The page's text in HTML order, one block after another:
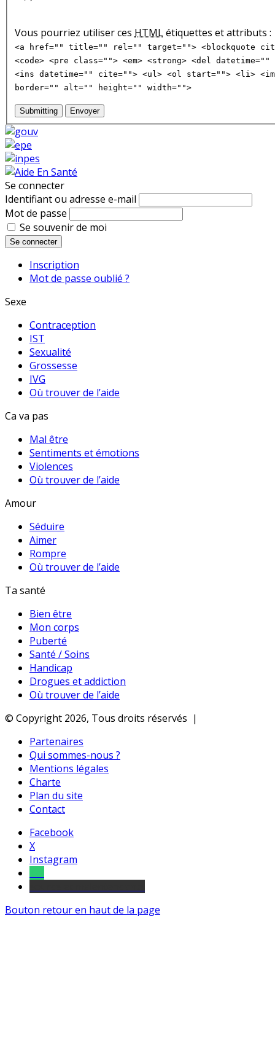
Vous pourriez utiliser ces HTMLétiquettes et attributs :
<a href="" title="" rel="" target=""> <blockquote
<code> <pre class=""> <em> <strong> <del
<ins datetime="" cite=""> <ul> <ol start=""> <li>
border="" alt="" height="" width="">
Submitting Envoyer
Se connecter
Identifiant ou adresse e-mail
Mot de passe
Se souvenir de moi
Se connecter
Inscription
Mot de passe oublié ?
Sexe
Contraception
IST
Sexualité
Grossesse
IVG
Où trouver de l’aide
Ca va pas
Mal être
Sentiments et émotions
Violences
Où trouver de l’aide
Amour
Séduire
Aimer
Rompre
Où trouver de l’aide
Ta santé
Bien être
Mon corps
Puberté
Santé / Soins
Handicap
Drogues et addiction
Où trouver de l’aide
© Copyright 2026, Tous droits réservés |
Partenaires
Qui sommes-nous ?
Mentions légales
Charte
Plan du site
Contact
Facebook
X
Instagram
Bouton retour en haut de la page